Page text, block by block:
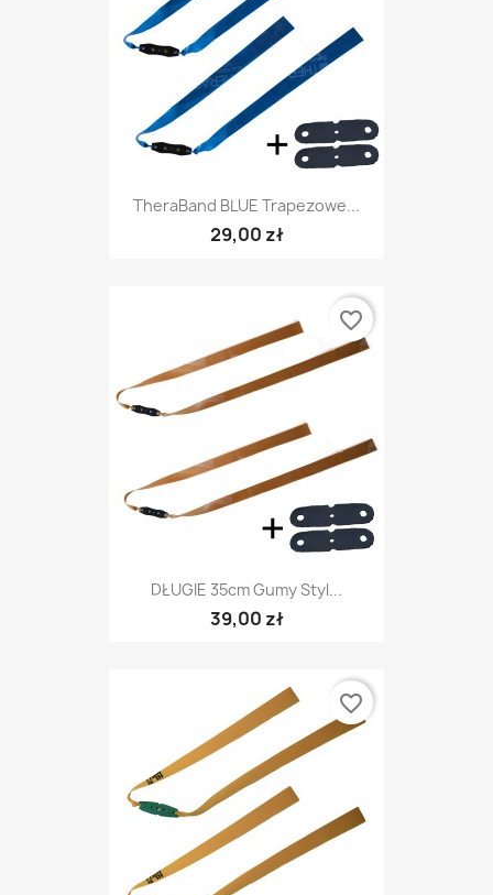
TheraBand BLUE Trapezowe...
29,00 zł
DŁUGIE 35cm Gumy Styl...
39,00 zł
favorite_border
favorite_border